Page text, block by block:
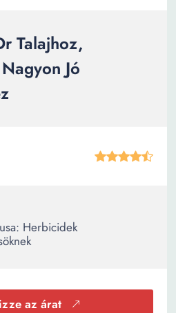
Talajhoz,
Jó
Herbicidek
az árat